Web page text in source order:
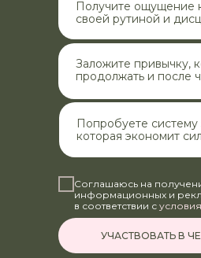
Получите ощущение
своей рутиной и
Заложите привычку,
продолжать и после
Попробуете систему
которая экономит
Соглашаюсь на
информационных и
в соответствии с
УЧАСТВОВАТЬ В